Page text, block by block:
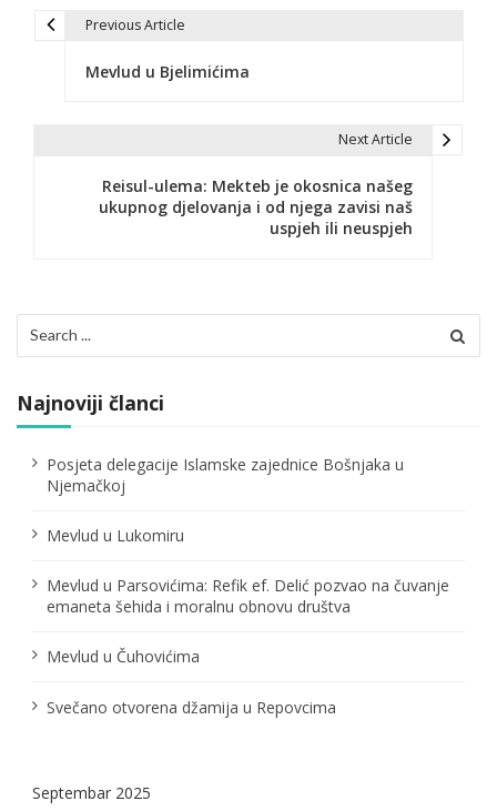
i
j
a
a
a
k
Previous Article
Mevlud u Bjelimićima
Next Article
Reisul-ulema: Mekteb je okosnica našeg
ukupnog djelovanja i od njega zavisi naš
uspjeh ili neuspjeh
for:
Najnoviji članci
Posjeta delegacije Islamske zajednice Bošnjaka u
Njemačkoj
Mevlud u Lukomiru
Mevlud u Parsovićima: Refik ef. Delić pozvao na čuvanje
emaneta šehida i moralnu obnovu društva
Mevlud u Čuhovićima
Svečano otvorena džamija u Repovcima
Septembar 2025